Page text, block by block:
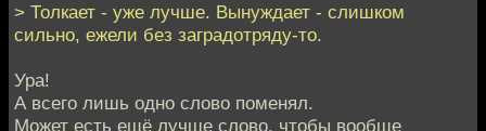
> Толкает - уже лучше. Вынуждает - слишком
сильно, ежели без заградотряду-то.
Ура!
А всего лишь одно слово поменял.
Может есть ещё лучше слово, чтобы вообще